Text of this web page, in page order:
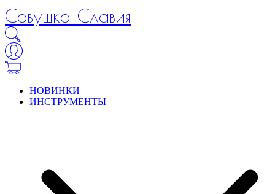
Совушка Славия
НОВИНКИ
ИНСТРУМЕНТЫ